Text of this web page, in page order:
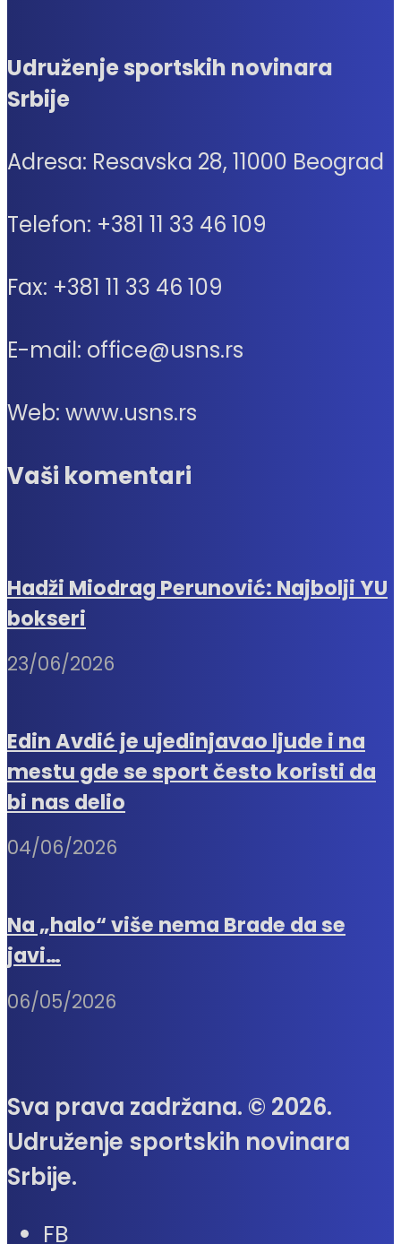
Udruženje sportskih novinara
Srbije
Adresa: Resavska 28, 11000 Beograd
Telefon: +381 11 33 46 109
Fax: +381 11 33 46 109
E-mail: office@usns.rs
Web: www.usns.rs
Vaši komentari
Hadži Miodrag Perunović: Najbolji YU
bokseri
23/06/2026
Edin Avdić je ujedinjavao ljude i na
mestu gde se sport često koristi da
bi nas delio
04/06/2026
Na „halo“ više nema Brade da se
javi…
06/05/2026
Sva prava zadržana. © 2026.
Udruženje sportskih novinara
Srbije.
FB